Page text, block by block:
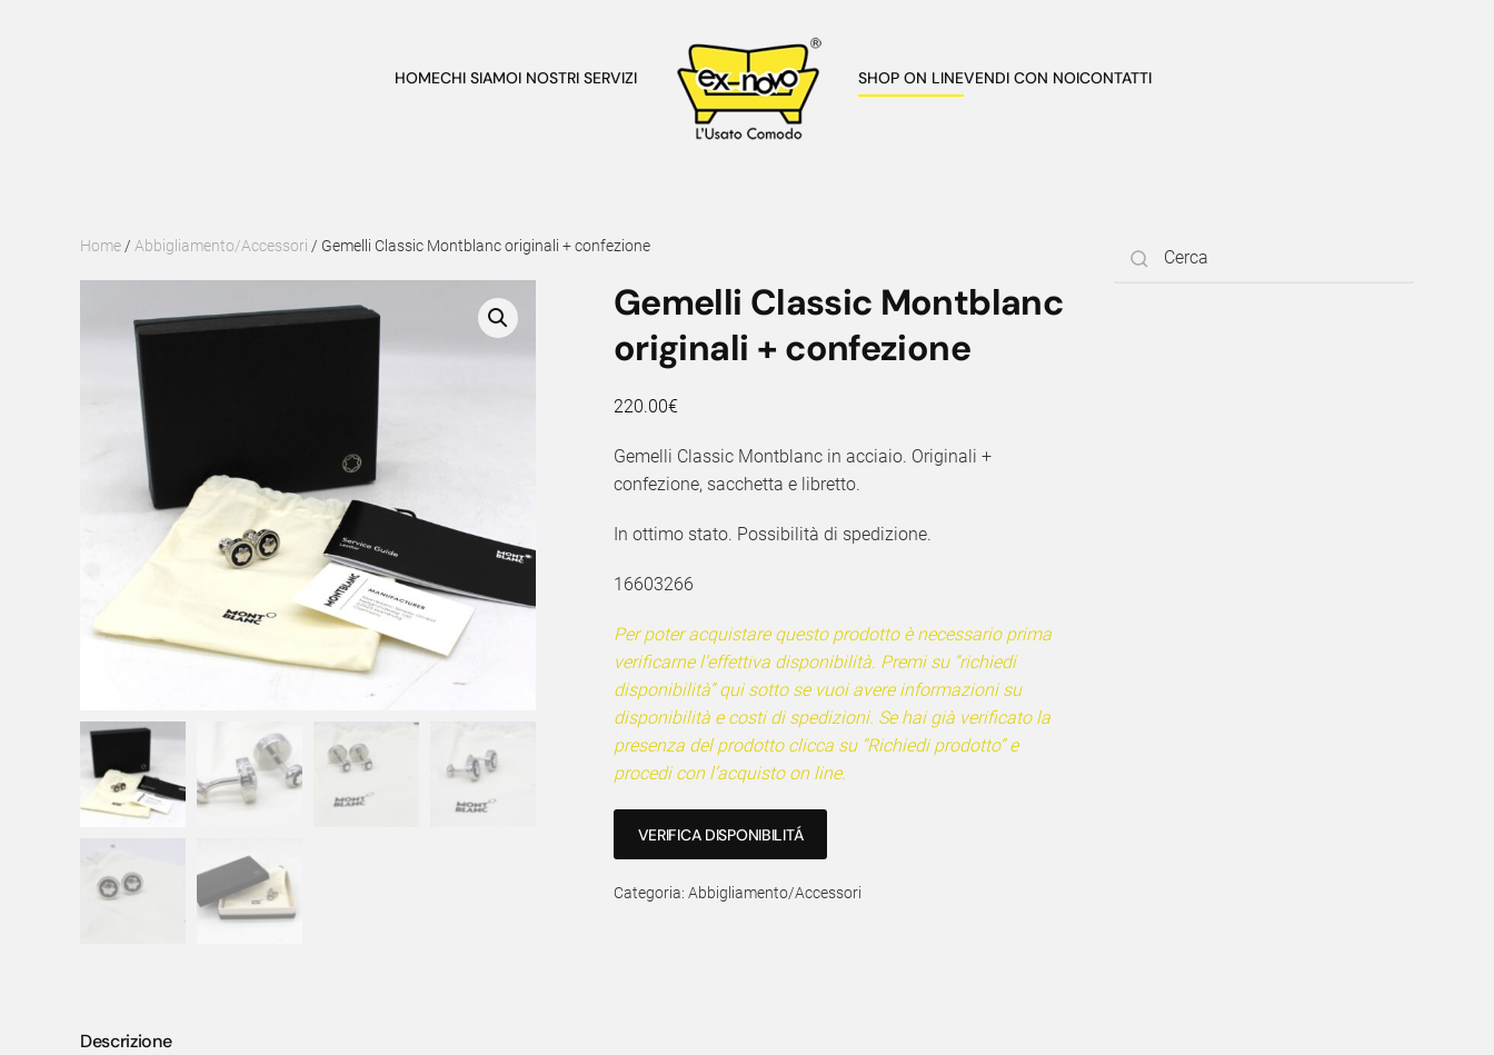
HOMECHI SIAMOI NOSTRI SERVIZI SHOP ON LINEVENDI CON NOICONTATTI
Home / Abbigliamento/Accessori / Gemelli Classic Montblanc originali + confezione
Gemelli Classic Montblanc
originali + confezione
220.00€
Gemelli Classic Montblanc in acciaio. Originali +
confezione, sacchetta e libretto.
In ottimo stato. Possibilità di spedizione.
16603266
Per poter acquistare questo prodotto è necessario prima
verificarne l’effettiva disponibilità. Premi su “richiedi
disponibilità” qui sotto se vuoi avere informazioni su
disponibilità e costi di spedizioni. Se hai già verificato la
presenza del prodotto clicca su “Richiedi prodotto” e
procedi con l’acquisto on line.
VERIFICA DISPONIBILITÁ
Categoria: Abbigliamento/Accessori
Descrizione